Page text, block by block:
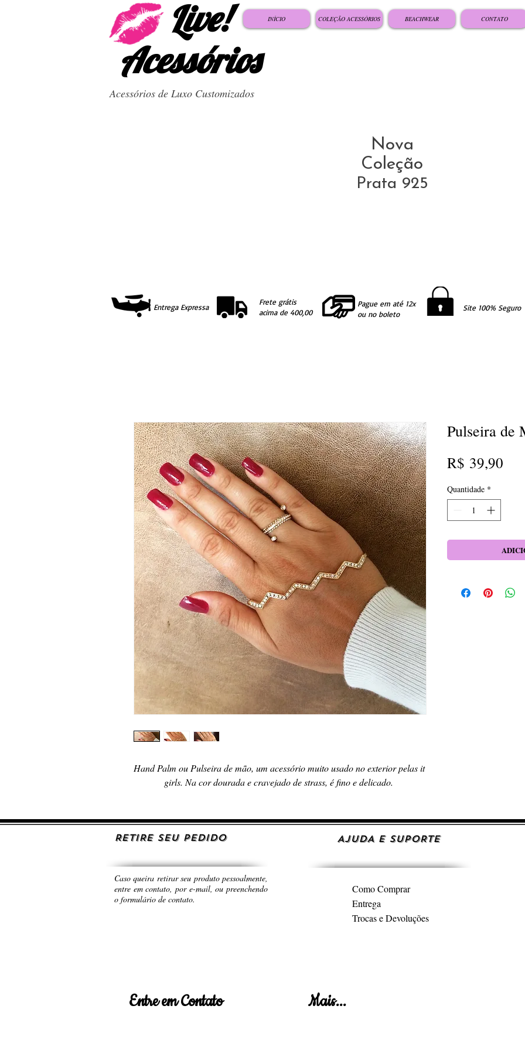
Live!
Acessórios
INÍCIO COLEÇÃO ACESSÓRIOS BEACHWEAR CONTATO
Acessórios de Luxo Customizados
Nova
Coleção
Prata 925
Entrega Expressa
Frete grátis
acima de 400,00
Pague em até 12x
ou no boleto
Site 100% Seguro
Hand Palm ou Pulseira de mão, um acessório muito usado no exterior pelas it
girls. Na cor dourada e cravejado de strass, é fino e delicado.
Pulseira de
R$ 39,90
Quantidade *
RETIRE SEU PEDIDO
Caso queira retirar seu produto pessoalmente,
entre em contato, por e-mail, ou preenchendo
o formulário de contato.
AJUDA E SUPORTE
Como Comprar
Entrega
Trocas e Devoluções
Entre em Contato Mais...